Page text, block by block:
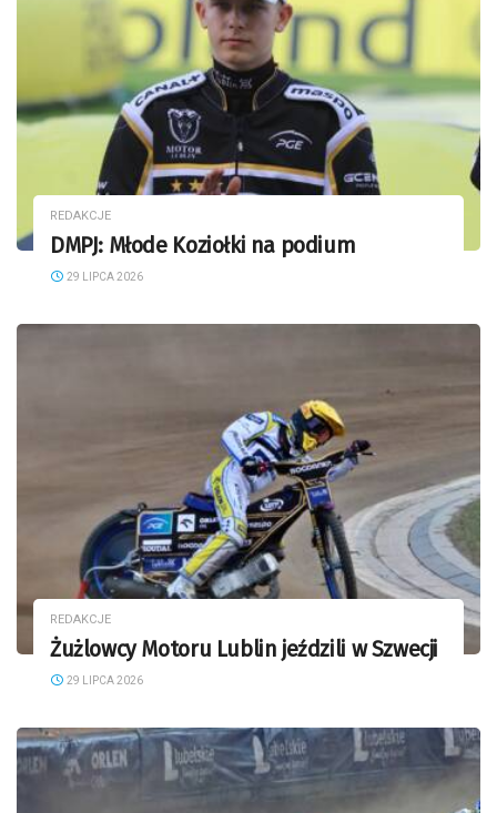
REDAKCJE
DMPJ: Młode Koziołki na podium
29 LIPCA 2026
REDAKCJE
Żużlowcy Motoru Lublin jeździli w Szwecji
29 LIPCA 2026